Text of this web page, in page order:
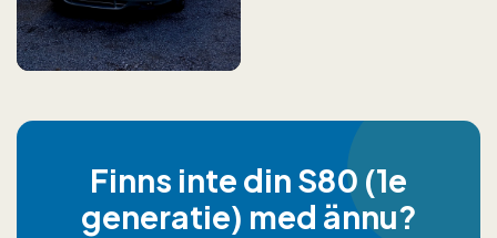
Finns inte din S80 (1e
generatie) med ännu?